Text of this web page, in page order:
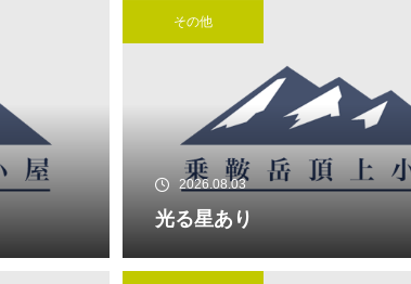
ご来光は・・・・・
その他
2026.08.03
光る星あり